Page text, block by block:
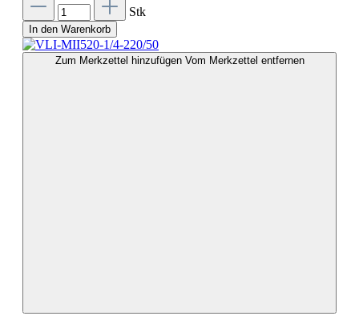
Stk
In den Warenkorb
Zum Merkzettel hinzufügen Vom Merkzettel entfernen